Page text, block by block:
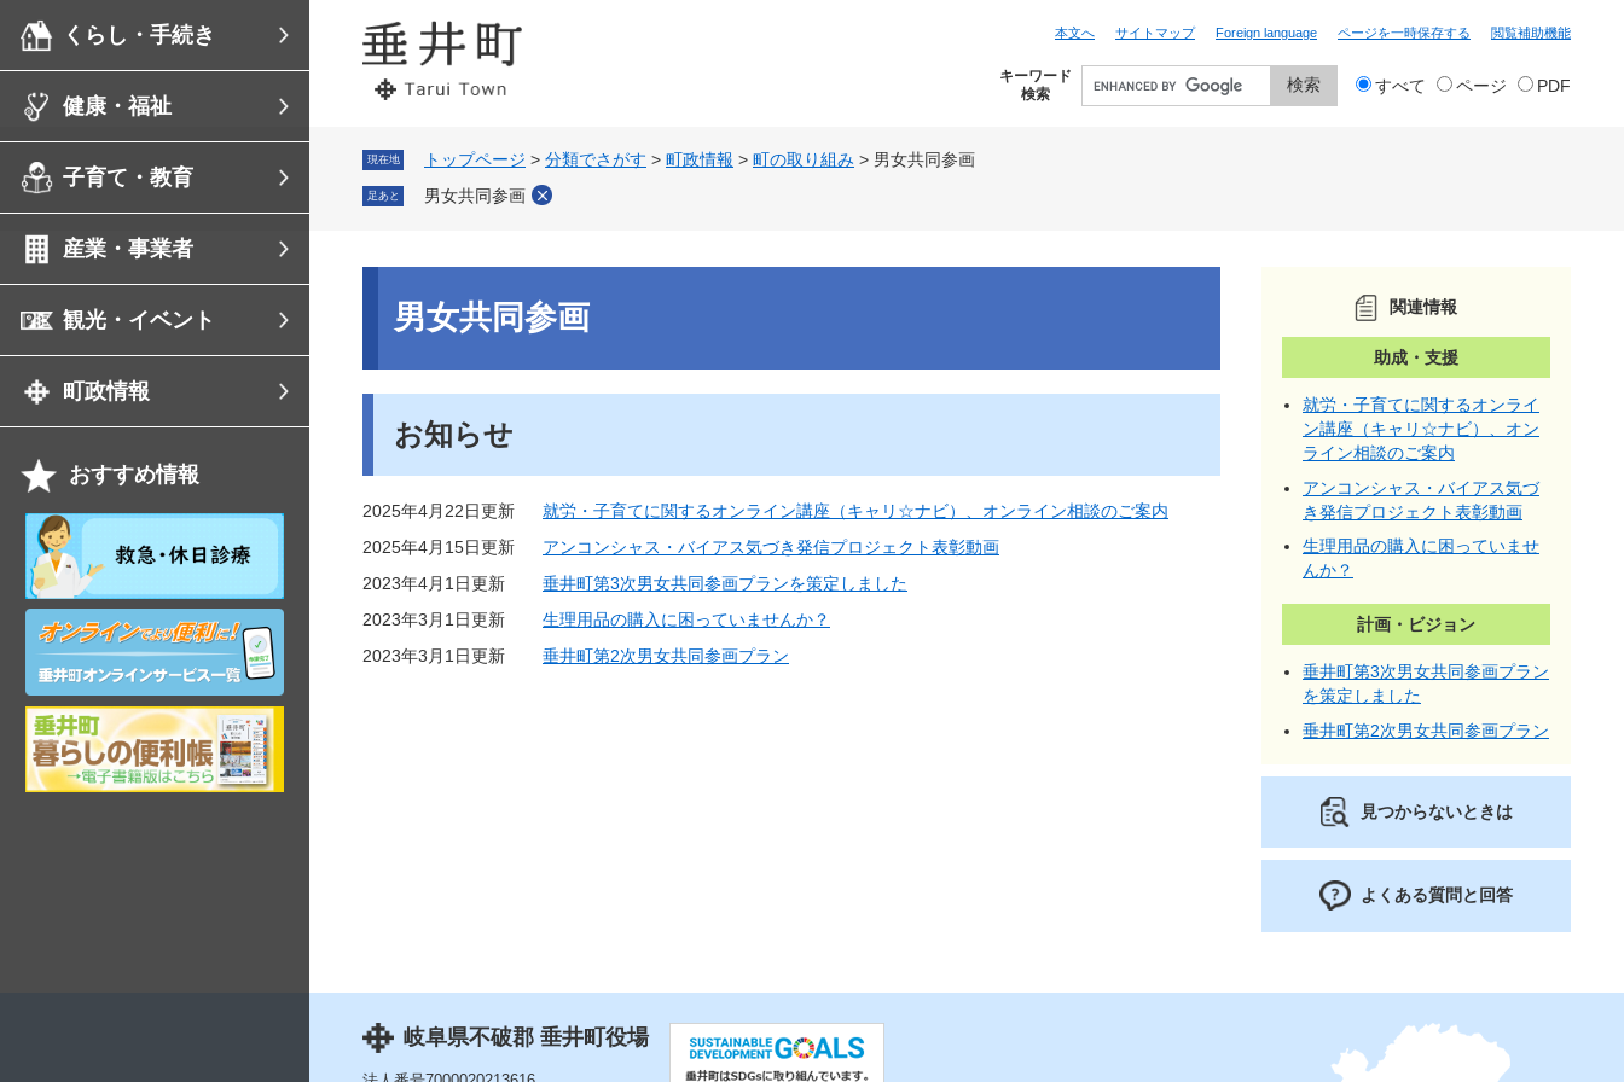
す。
本文へ サイトマップ Foreign language ページを一時保存する 閲覧補助機能
くらし・手続き
健康・福祉
子育て・教育
産業・事業者
観光・イベント
町政情報
おすすめ情報
祝
日・
年
末
始
昼
間
在
宅
当
番
ン
ラ
イ
ン
サ
ー
ビ
岐
阜
県
垂
キーワード
検索
検 すべて ページ PDF
現在地 トップページ > 分類でさがす > 町政情報 > 町の取り組み > 男女共同参画
足あと 男女共同参画
男女共同参画
お知らせ
2025年4月22日更新
就労・子育てに関するオンライン講座（キャリ☆ナビ）、オンライン相談のご案内
2025年4月15日更新
アンコンシャス・バイアス気づき発信プロジェクト表彰動画
2023年4月1日更新
垂井町第3次男女共同参画プランを策定しました
2023年3月1日更新
生理用品の購入に困っていませんか？
2023年3月1日更新
垂井町第2次男女共同参画プラン
関連情報
助成・支援
就労・子育てに関するオンライ
ン講座（キャリ☆ナビ）、オン
ライン相談のご案内
アンコンシャス・バイアス気づ
き発信プロジェクト表彰動画
生理用品の購入に困っていませ
んか？
計画・ビジョン
垂井町第3次男女共同参画プラン
を策定しました
垂井町第2次男女共同参画プラン
見つからないときは
よくある質問と回答
岐阜県不破郡 垂井町役場